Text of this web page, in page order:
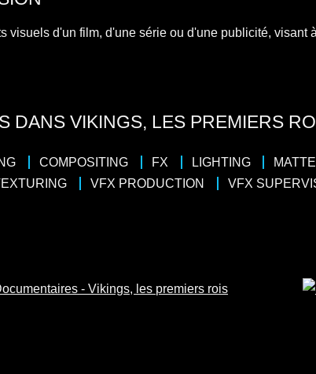
visuels d'un film, d'une série ou d'une publicité, visant
DANS VIKINGS, LES PREMIERS
COMPOSITING FX LIGHTING
VFX PRODUCTION VFX
Thriller
Matthias Schweighöfer, Simon
Films, Peninsula Film
4 x